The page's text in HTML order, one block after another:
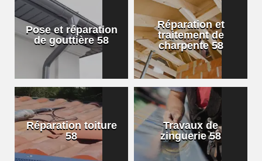
Pose et réparation
de gouttière 58
Réparation et
traitement de
charpente 58
Réparation toiture
58
Travaux de
zinguerie 58